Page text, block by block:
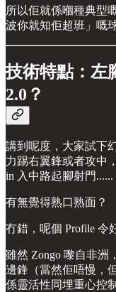
所以佢就係嗰種典型
波你就知佢超班」嘅
技術特點：左
2.0？
講到呢度，大家試下
力踢右翼鋒或者攻中
in 入中路起腳射門......
有無覺得熟口熟面？
冇錯，呢個 Profile 令
雖然 Zongo 嚟自非洲
邊鋒（當然佢唔慢，
係靈活性同埋重心控制